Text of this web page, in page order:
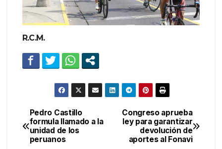
R.C.M.
Navegación
de
Congreso aprueba
ley para garantizar
devolución de
aportes al Fonavi
Pedro Castillo
formula llamado a la
unidad de los
peruanos